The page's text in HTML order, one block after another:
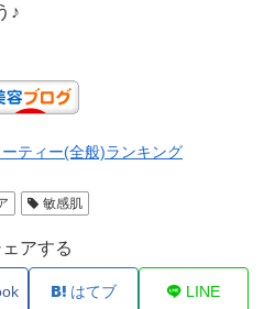
♪
ティー(全般)ランキング
敏感肌
ェアする
はてブ LINE